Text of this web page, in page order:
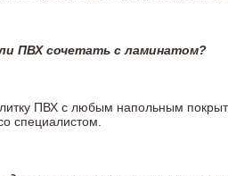
ПВХ сочетать с ламинатом?
ПВХ с любым напольным
специалистом.